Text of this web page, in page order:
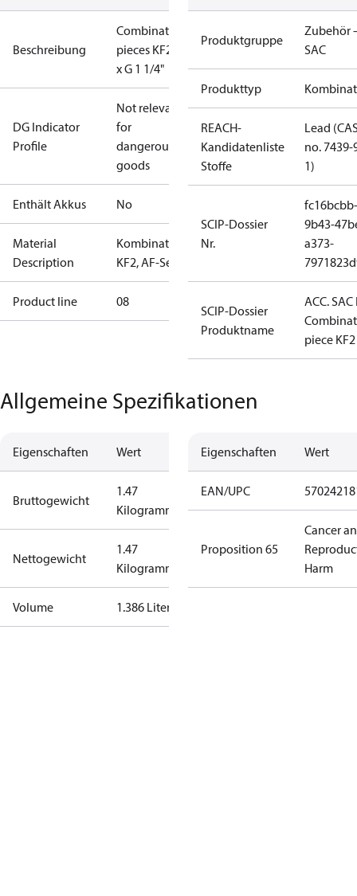
Beschreibung
Combination
pieces KF2 2
x G 1 1/4"
DG Indicator
Profile
Not relevant
for
dangerous
goods
Enthält Akkus No
Material
Description
Kombinationsstück
KF2, AF-Serie
Product line 08
Produktgruppe
Zubehör
SAC
Produkttyp
REACH-
Kandidatenliste
Stoffe
Lead
no. 7439-
1)
SCIP-Dossier
Nr.
fc16bcbb-
9b43-
a373-
SCIP-Dossier
Produktname
ACC. SAC
piece KF2
Allgemeine Spezifikationen
Eigenschaften Wert
Bruttogewicht
1.47
Kilogramm
Nettogewicht
1.47
Kilogramm
Volume 1.386 Liter
Eigenschaften Wert
EAN/UPC
Proposition 65
Cancer
Harm